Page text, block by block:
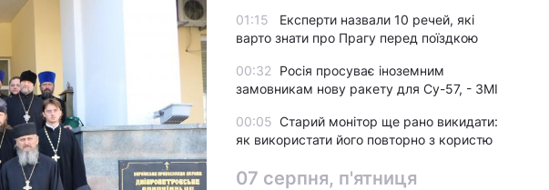
01:15
Експерти назвали 10 речей, які
варто знати про Прагу перед поїздкою
00:32
Росія просуває іноземним
замовникам нову ракету для Су-57, - ЗМІ
00:05 Старий монітор ще рано викидати:
як використати його повторно з користю
07 серпня, п'ятниця